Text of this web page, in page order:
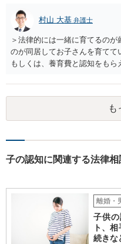
村山 大基 弁護士
＞法律的には一緒に育てるの
のが同居してお子さんを育てて
もしくは、養育費と認知をも
す。 また、認知されたことを
ますので、 養育費を請求でき
ったり、行方不明だったりす
ります。
も
子の認知に関連する法律相
離婚・
子供
ト、
続きな